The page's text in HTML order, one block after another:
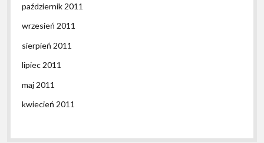
październik 2011
wrzesień 2011
sierpień 2011
lipiec 2011
maj 2011
kwiecień 2011